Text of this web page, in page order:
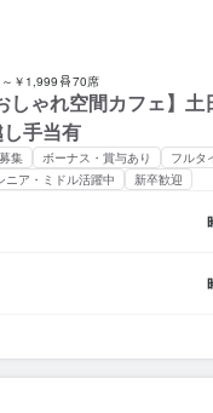
～￥1,999 70席
しゃれ空間カフェ】土
手当有
集 ボーナス・賞与あり
フルタ
ニア・ミドル活躍中 新卒歓迎